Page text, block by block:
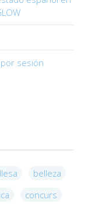
por sesión
belleza
concurs